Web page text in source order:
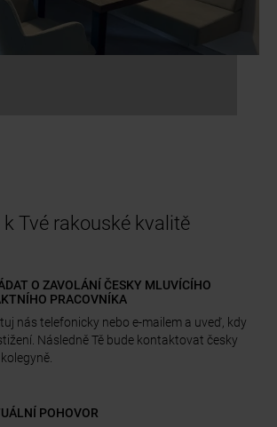
Tvé rakouské kvalitě
O ZAVOLÁNÍ ČESKY MLUVÍCÍHO
PRACOVNÍKA
nás telefonicky nebo e-mailem a uveď, kdy
Následně Tě bude kontaktovat česky
POHOVOR